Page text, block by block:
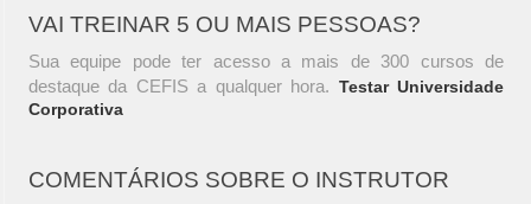
VAI TREINAR 5 OU MAIS PESSOAS?
Sua equipe pode ter acesso a mais de 300 cursos de
destaque da CEFIS a qualquer hora. Testar Universidade
Corporativa
COMENTÁRIOS SOBRE O INSTRUTOR